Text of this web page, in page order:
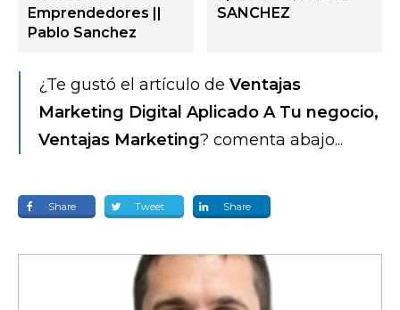
Emprendedores ||
Pablo Sanchez
SANCHEZ
¿Te gustó el artículo de Ventajas
Marketing Digital Aplicado A Tu negocio,
Ventajas Marketing? comenta abajo...
Share Tweet Share